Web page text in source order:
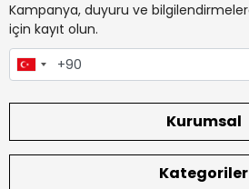
Kampanya, duyuru ve
için kayıt olun.
Kurumsal
Kategoriler